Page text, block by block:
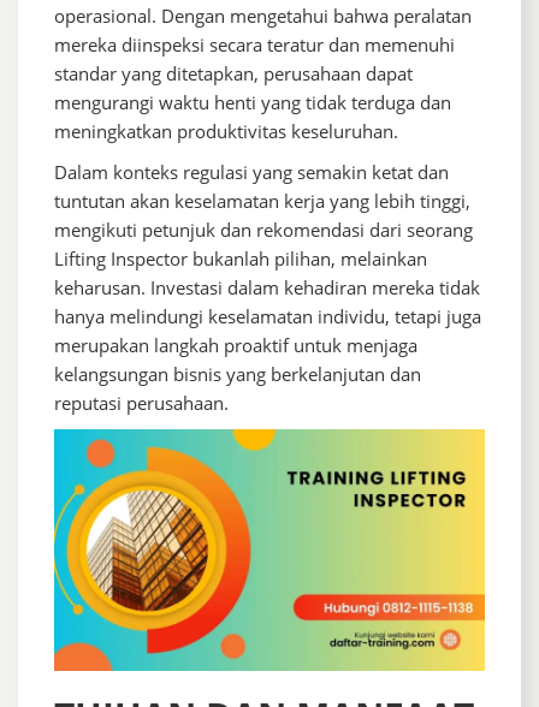
operasional. Dengan mengetahui bahwa peralatan
mereka diinspeksi secara teratur dan memenuhi
standar yang ditetapkan, perusahaan dapat
mengurangi waktu henti yang tidak terduga dan
meningkatkan produktivitas keseluruhan.
Dalam konteks regulasi yang semakin ketat dan
tuntutan akan keselamatan kerja yang lebih tinggi,
mengikuti petunjuk dan rekomendasi dari seorang
Lifting Inspector bukanlah pilihan, melainkan
keharusan. Investasi dalam kehadiran mereka tidak
hanya melindungi keselamatan individu, tetapi juga
merupakan langkah proaktif untuk menjaga
kelangsungan bisnis yang berkelanjutan dan
reputasi perusahaan.